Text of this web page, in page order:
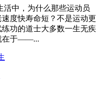
活中，为什么那些运动员
度快寿命短？不是运动更
功的道士大多数一生无疾
在于——...